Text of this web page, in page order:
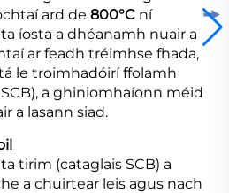
ard de 800°C ní
íosta a dhéanamh nuair a
ar feadh tréimhse fhada,
le troimhadóirí ffolamh
a ghiniomhaíonn méid
a lasann siad.
tirim (cataglais SCB) a
a chuirtear leis agus nach